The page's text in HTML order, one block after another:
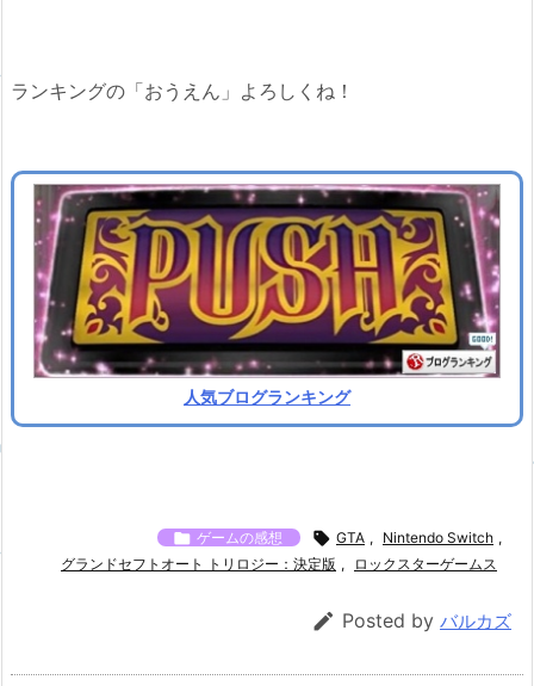
ランキングの「おうえん」よろしくね！
人気ブログランキング
 ゲームの感想  GTA , Nintendo Switch ,
グランドセフトオート トリロジー：決定版 , ロックスターゲームス
 Posted by バルカズ